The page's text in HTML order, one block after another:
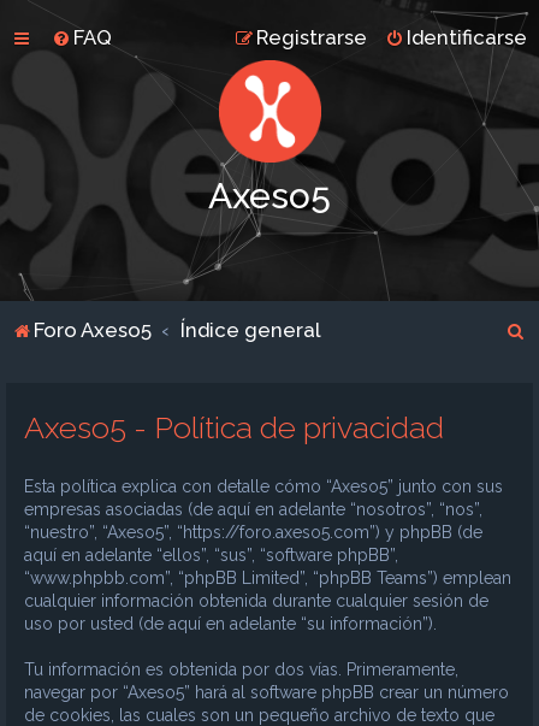
FAQ Identificarse
Registrarse
Axeso5
Foro Axeso5 Índice general
Axeso5 - Política de privacidad
Esta política explica con detalle cómo “Axeso5” junto con sus
empresas asociadas (de aquí en adelante “nosotros”, “nos”,
“nuestro”, “Axeso5”, “https://foro.axeso5.com”) y phpBB (de
aquí en adelante “ellos”, “sus”, “software phpBB”,
“www.phpbb.com”, “phpBB Limited”, “phpBB Teams”) emplean
cualquier información obtenida durante cualquier sesión de
uso por usted (de aquí en adelante “su información”).
Tu información es obtenida por dos vías. Primeramente,
navegar por “Axeso5” hará al software phpBB crear un número
de cookies, las cuales son un pequeño archivo de texto que